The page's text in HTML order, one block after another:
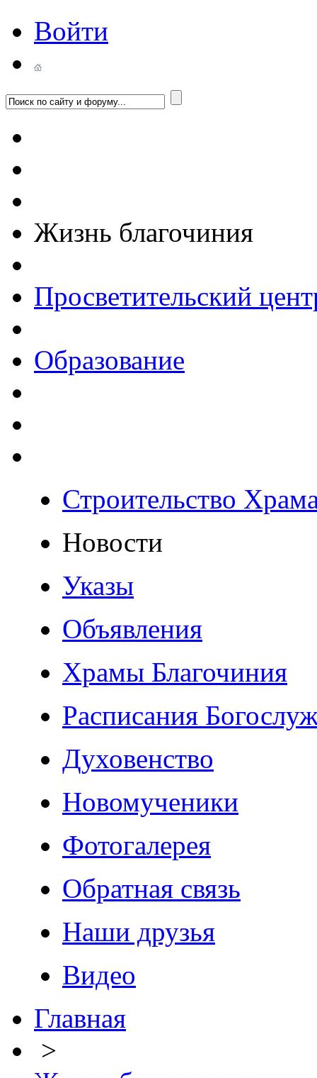
Войти
Жизнь благочиния
Просветительский
Образование
Строительство
Новости
Указы
Объявления
Храмы Благочиния
Расписания
Духовенство
Новомученики
Фотогалерея
Обратная связь
Наши друзья
Видео
Главная
>